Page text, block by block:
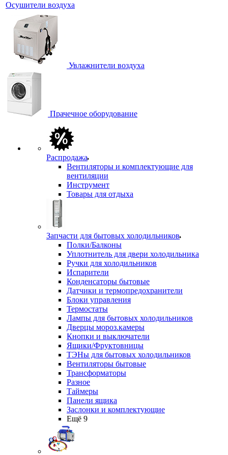
Осушители воздуха
Увлажнители воздуха
Прачечное оборудование
Распродажа
Вентиляторы и комплектующие для
вентиляции
Инструмент
Товары для отдыха
Запчасти для бытовых холодильников
Полки/Балконы
Уплотнитель для двери холодильника
Ручки для холодильников
Испарители
Конденсаторы бытовые
Датчики и термопредохранители
Блоки управления
Термостаты
Лампы для бытовых холодильников
Дверцы мороз.камеры
Кнопки и выключатели
Ящики/Фруктовницы
ТЭНы для бытовых холодильников
Вентиляторы бытовые
Трансформаторы
Разное
Таймеры
Панели ящика
Заслонки и комплектующие
Ещё 9